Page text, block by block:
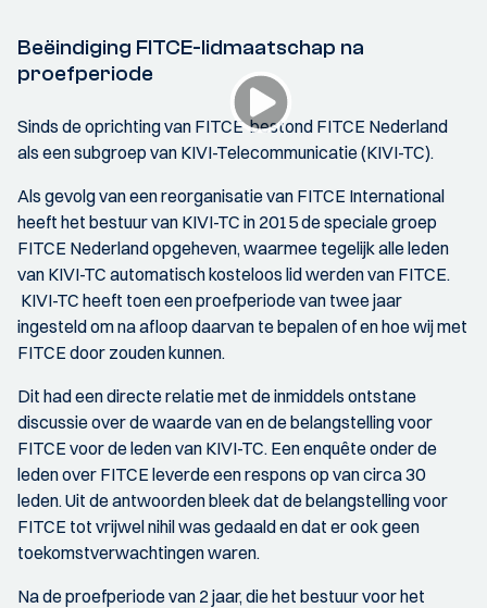
Beëindiging FITCE-lidmaatschap na
proefperiode
Sinds de oprichting van FITCE bestond FITCE Nederland
als een subgroep van KIVI-Telecommunicatie (KIVI-TC).
Als gevolg van een reorganisatie van FITCE International
heeft het bestuur van KIVI-TC in 2015 de speciale groep
FITCE Nederland opgeheven, waarmee tegelijk alle leden
van KIVI-TC automatisch kosteloos lid werden van FITCE.
KIVI-TC heeft toen een proefperiode van twee jaar
ingesteld om na afloop daarvan te bepalen of en hoe wij met
FITCE door zouden kunnen.
Dit had een directe relatie met de inmiddels ontstane
discussie over de waarde van en de belangstelling voor
FITCE voor de leden van KIVI-TC. Een enquête onder de
leden over FITCE leverde een respons op van circa 30
leden. Uit de antwoorden bleek dat de belangstelling voor
FITCE tot vrijwel nihil was gedaald en dat er ook geen
toekomstverwachtingen waren.
Na de proefperiode van 2 jaar, die het bestuur voor het